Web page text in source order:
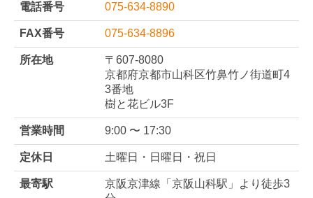
電話番号 075-634-8890
FAX番号 075-634-8896
所在地
〒607-8080
京都府京都市山科区竹鼻竹ノ街道町4
3番地
樹と花ビル3F
営業時間 9:00 〜 17:30
定休日 土曜日・日曜日・祝日
最寄駅
京阪京津線「京阪山科駅」より徒歩3